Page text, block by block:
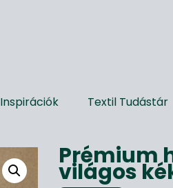
Inspirációk Textil Tudástár
Prémium
világos